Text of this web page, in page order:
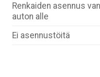
Renkaiden asennus
auton alle
Ei asennustöitä